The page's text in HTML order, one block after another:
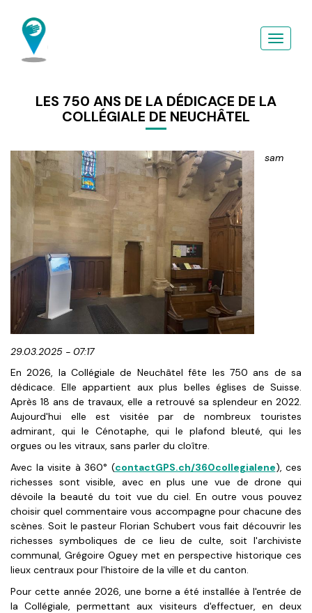
contenu
principal
LES 750 ANS DE LA DÉDICACE DE LA
COLLÉGIALE DE NEUCHÂTEL
sam
29.03.2025 - 07:17
En 2026, la Collégiale de Neuchâtel fête les 750 ans de sa
dédicace. Elle appartient aux plus belles églises de Suisse.
Après 18 ans de travaux, elle a retrouvé sa splendeur en 2022.
Aujourd'hui elle est visitée par de nombreux touristes
admirant, qui le Cénotaphe, qui le plafond bleuté, qui les
orgues ou les vitraux, sans parler du cloître.
Avec la visite à 360° (contactGPS.ch/360collegialene), ces
richesses sont visible, avec en plus une vue de drone qui
dévoile la beauté du toit vue du ciel. En outre vous pouvez
choisir quel commentaire vous accompagne pour chacune des
scènes. Soit le pasteur Florian Schubert vous fait découvrir les
richesses symboliques de ce lieu de culte, soit l'archiviste
communal, Grégoire Oguey met en perspective historique ces
lieux centraux pour l'histoire de la ville et du canton.
Pour cette année 2026, une borne a été installée à l'entrée de
la Collégiale, permettant aux visiteurs d'effectuer, en deux